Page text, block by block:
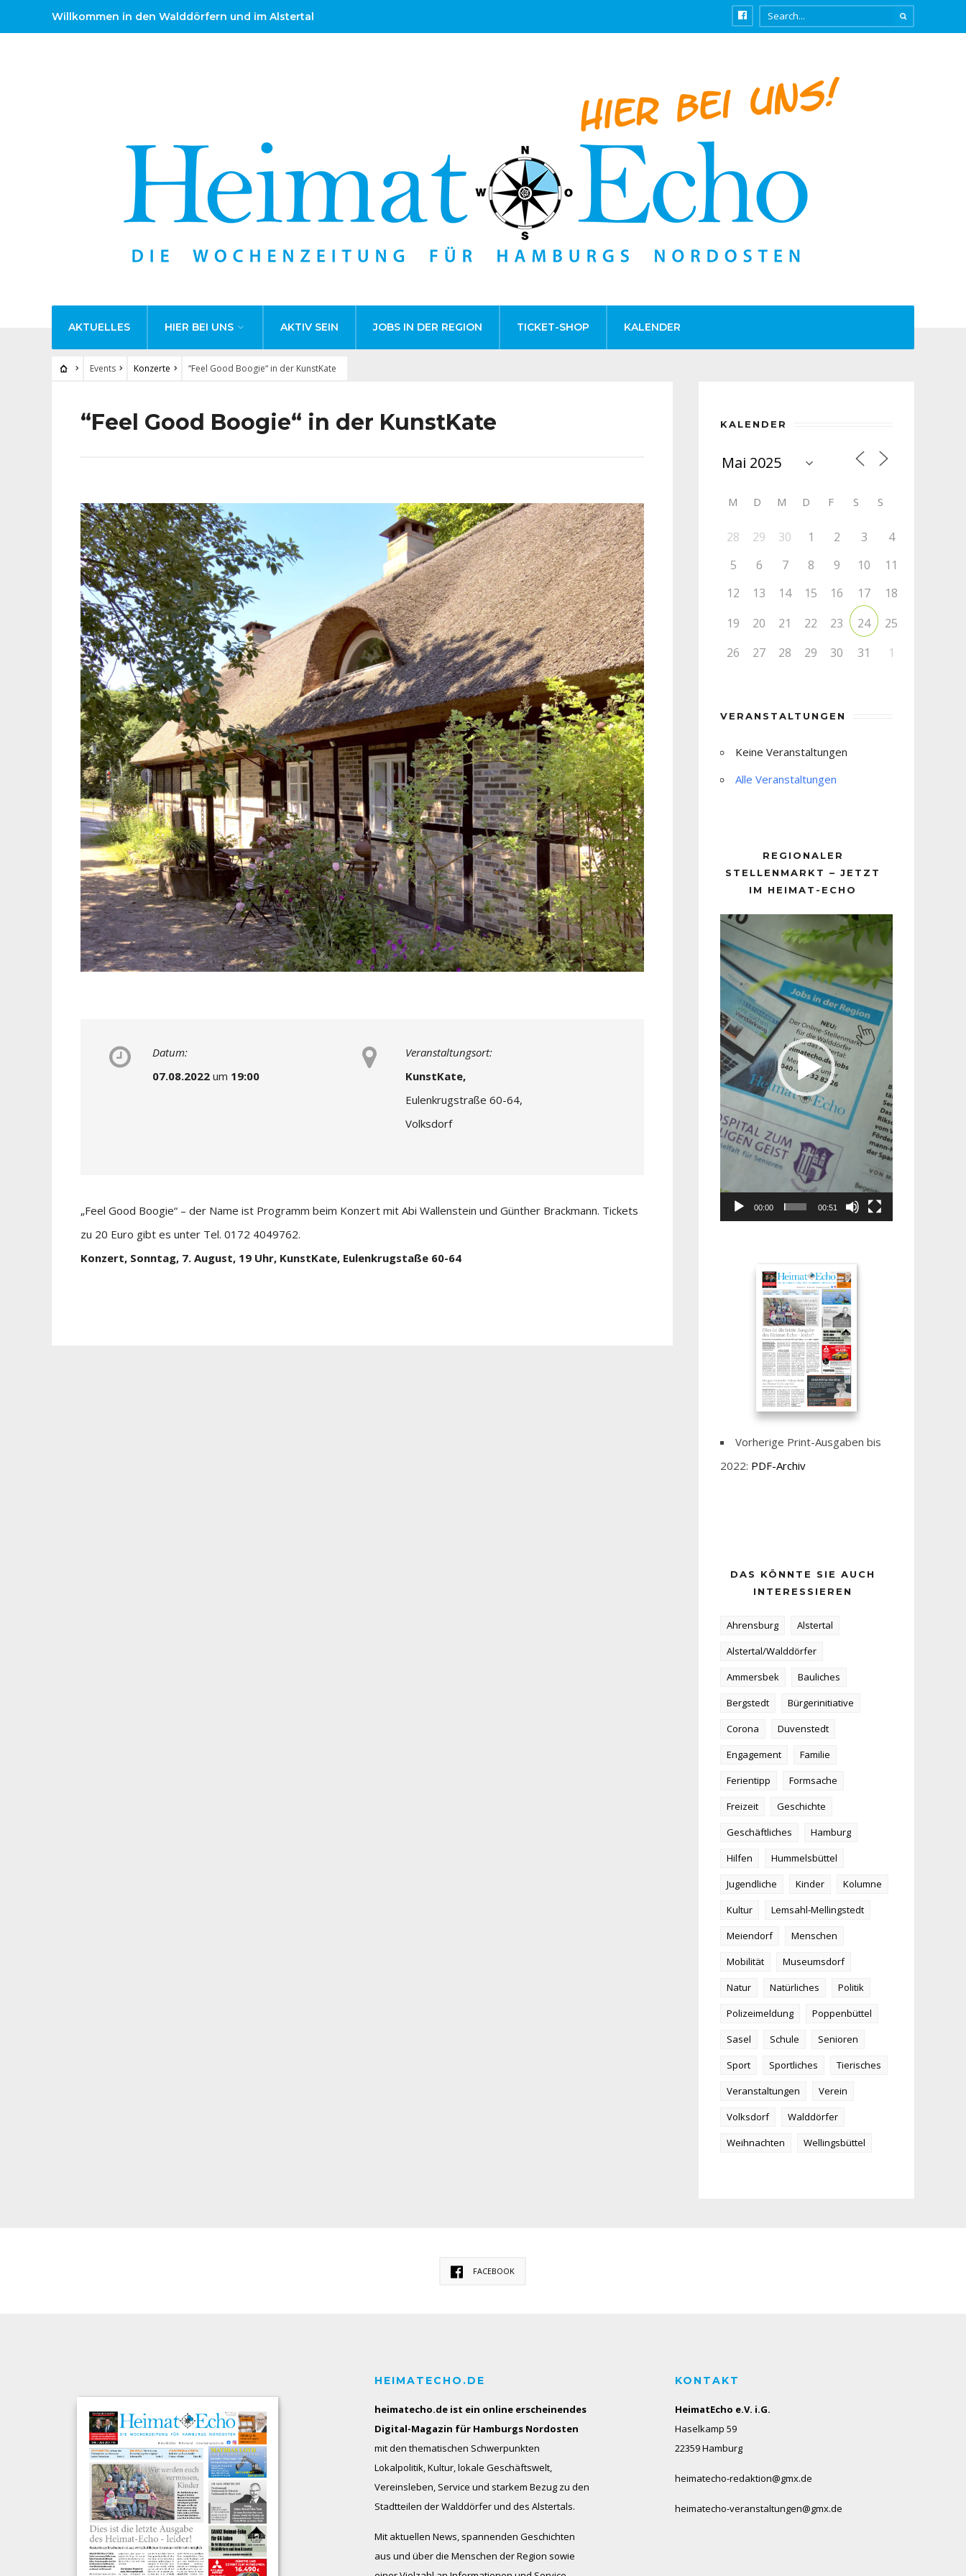
Willkommen in den Walddörfern und im Alstertal
AKTUELLES HIER BEI UNS AKTIV SEIN JOBS IN DER REGION TICKET-SHOP KALENDER
Events Konzerte “Feel Good Boogie“ in der KunstKate
“Feel Good Boogie“ in der KunstKate
Datum:
07.08.2022 um 19:00
Veranstaltungsort:
KunstKate,
Eulenkrugstraße 60-64,
Volksdorf
„Feel Good Boogie“ – der Name ist Programm beim Konzert mit Abi Wallenstein und Günther Brackmann. Tickets
zu 20 Euro gibt es unter Tel. 0172 4049762.
Konzert, Sonntag, 7. August, 19 Uhr, KunstKate, Eulenkrugstaße 60-64
KALENDER
M D M D F S S
28 29 30 1 2 3
4
5
6 7 8 9 10
11
12
13 14 15 16 17
18
19
20 21 22 23 24
25
26
27 28 29 30 31 1
VERANSTALTUNGEN
Keine Veranstaltungen
Alle Veranstaltungen
REGIONALER
STELLENMARKT – JETZT
IM HEIMAT-ECHO
Player
00:00 00:51
Vorherige Print-Ausgaben bis
2022: PDF-Archiv
DAS KÖNNTE SIE AUCH
INTERESSIEREN
Ahrensburg
Alstertal
Alstertal/Walddörfer
Ammersbek
Bauliches
Bergstedt
Bürgerinitiative
Corona
Duvenstedt
Engagement
Familie
Ferientipp
Formsache
Freizeit
Geschichte
Geschäftliches
Hamburg
Hilfen
Hummelsbüttel
Jugendliche
Kinder
Kolumne
Kultur
Lemsahl-Mellingstedt
Meiendorf
Menschen
Mobilität
Museumsdorf
Natur
Natürliches
Politik
Polizeimeldung
Poppenbüttel
Sasel
Schule
Senioren
Sport
Sportliches
Tierisches
Veranstaltungen
Verein
Volksdorf
Walddörfer
Weihnachten
Wellingsbüttel
FACEBOOK
HEIMATECHO.DE
heimatecho.de ist ein online erscheinendes
Digital-Magazin für Hamburgs Nordosten
mit den thematischen Schwerpunkten
Lokalpolitik, Kultur, lokale Geschäftswelt,
Vereinsleben, Service und starkem Bezug zu den
Stadtteilen der Walddörfer und des Alstertals.
Mit aktuellen News, spannenden Geschichten
aus und über die Menschen der Region sowie
KONTAKT
HeimatEcho e.V. i.G.
Haselkamp 59
22359 Hamburg
heimatecho-redaktion@gmx.de
heimatecho-veranstaltungen@gmx.de